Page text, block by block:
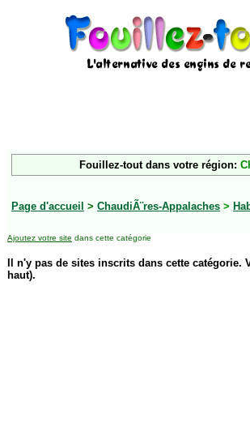
Fouillez-tout dans votre région:
Page d'accueil > ChaudiÃ¨res-Appalaches >
Ajoutez votre site dans cette catégorie
Il n'y pas de sites inscrits dans cette
haut).